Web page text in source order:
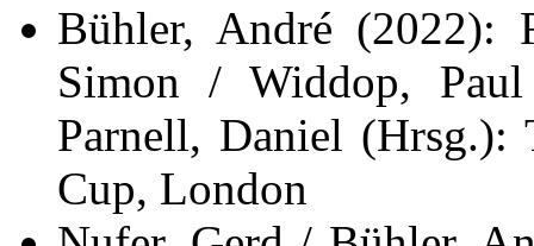
Bühler, André (2022):
Simon / Widdop,
Parnell, Daniel (Hrsg.):
Cup, London